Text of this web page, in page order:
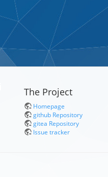
The Project
Homepage
github Repository
gitea Repository
Issue tracker